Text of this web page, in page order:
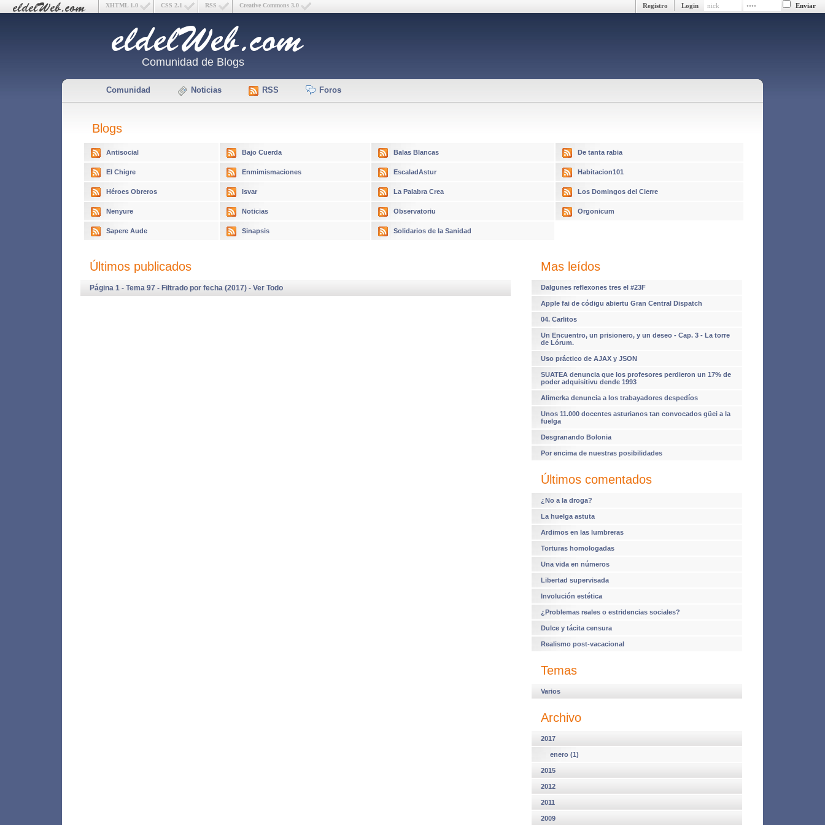
Creative Commons 3.0
RSS
CSS 2.1
XHTML 1.0 Login
Registro
Comunidad de Blogs
Comunidad Noticias RSS Foros
Blogs
Antisocial Bajo Cuerda Balas Blancas De tanta rabia
El Chigre Enmimismaciones EscaladAstur Habitacion101
Héroes Obreros Isvar La Palabra Crea Los Domingos del Cierre
Nenyure Noticias Observatoriu Orgonicum
Sapere Aude Sinapsis Solidarios de la Sanidad
Mas leídos
Dalgunes reflexones tres el #23F
Apple fai de códigu abiertu Gran Central Dispatch
04. Carlitos
Un Encuentro, un prisionero, y un deseo - Cap. 3 - La torre
de Lórum.
Uso práctico de AJAX y JSON
SUATEA denuncia que los profesores perdieron un 17% de
poder adquisitivu dende 1993
Alimerka denuncia a los trabayadores despedíos
Unos 11.000 docentes asturianos tan convocados güei a la
fuelga
Desgranando Bolonia
Por encima de nuestras posibilidades
Últimos comentados
¿No a la droga?
La huelga astuta
Ardimos en las lumbreras
Torturas homologadas
Una vida en números
Libertad supervisada
Involución estética
¿Problemas reales o estridencias sociales?
Dulce y tácita censura
Realismo post-vacacional
Temas
Varios
Archivo
2017
enero (1)
2015
2012
2011
2009
Últimos publicados
Página 1 - Tema 97 - Filtrado por fecha (2017) - Ver Todo